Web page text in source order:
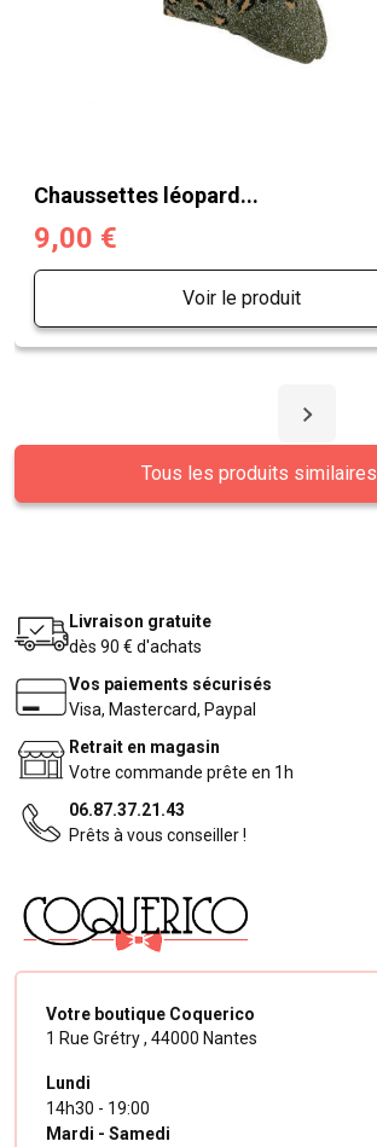
Chaussettes léopard...
9,00 €
Voir le produit
Tous les produits similaires
Livraison gratuite
dès 90 € d'achats
Vos paiements sécurisés
Visa, Mastercard, Paypal
Retrait en magasin
Votre commande prête en 1h
06.87.37.21.43
Prêts à vous conseiller !
Votre boutique Coquerico
1 Rue Grétry , 44000 Nantes
Lundi
14h30 - 19:00
Mardi - Samedi